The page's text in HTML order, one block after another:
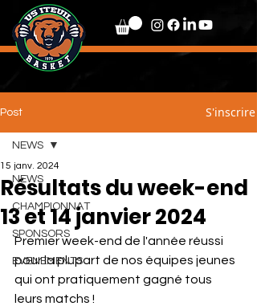
Post S'inscrire
NEWS
CHAMPIONNAT
SPONSORS
EVENEMENTS
NEWS
Résultats du week-end
13 et 14 janvier 2024
15 janv. 2024
Premier week-end de l'année réussi
pour la plupart de nos équipes jeunes
qui ont pratiquement gagné tous
leurs matchs !